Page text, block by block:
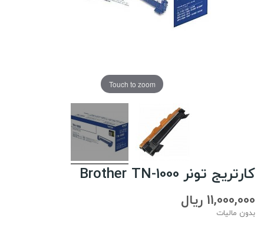
Touch to zoom
کارتریج تونر Brother TN-1000
11,000,000 ریال
بدون مالیات